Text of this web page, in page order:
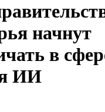
начнут
в
ИИ